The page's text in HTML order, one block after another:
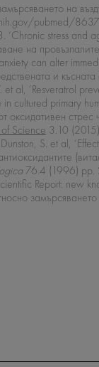
на
pubmed/
stress and
на
can alter
и
‘Resveratrol
primary
оксидативен
Science 3.10
S. et al,
76.4 (1996) pp.
Report: new